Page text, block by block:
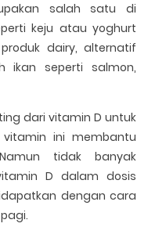
salah satu di
keju atau yoghurt
dairy, alternatif
ikan seperti salmon,
dari vitamin D untuk
ini membantu
tidak banyak
D dalam dosis
dengan cara